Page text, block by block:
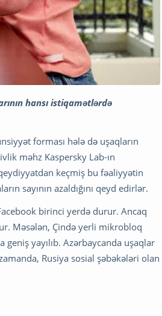
hansı istiqamətlərdə
forması hələ də uşaqların
məhz Kaspersky Lab-ın
keçmiş bu fəaliyyətin
sayının azaldığını qeyd edirlər.
birinci yerdə durur. Ancaq
Məsələn, Çində yerli mikrobloq
yayılıb. Azərbaycanda uşaqlar
Rusiya sosial şəbəkələri olan